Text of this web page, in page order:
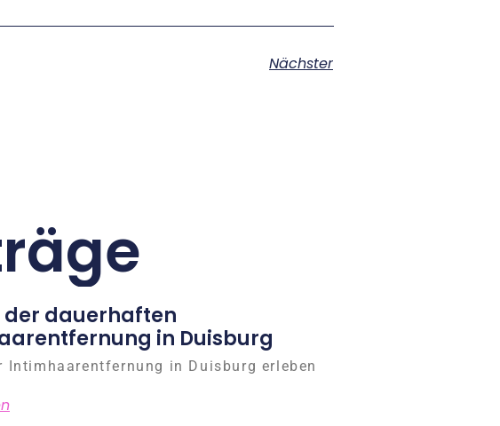
Nächster
der dauerhaften
in Duisburg
Intimhaarentfernung in Duisburg erleben